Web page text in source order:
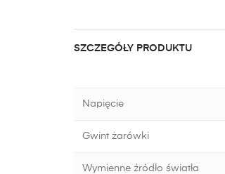
SZCZEGÓŁY PRODUKTU
Napięcie
Gwint żarówki
Wymienne źródło światła